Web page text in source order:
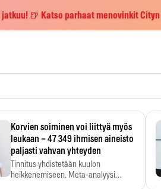
jatkuu! 🍺 Katso parhaat menovinkit
Korvien soiminen voi liittyä myös
leukaan – 47 349 ihmisen aineisto
paljasti vahvan yhteyden
Tinnitus yhdistetään kuulon
heikkenemiseen. Meta-analyysi